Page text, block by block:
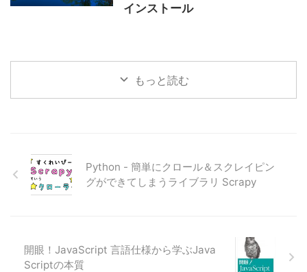
インストール
もっと読む
Python - 簡単にクロール＆スクレイピン
グができてしまうライブラリ Scrapy
開眼！JavaScript 言語仕様から学ぶJava
Scriptの本質